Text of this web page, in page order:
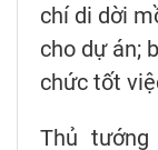
chí di dời
cho dự án;
chức tốt
Thủ